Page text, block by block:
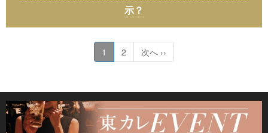
示？
1 2 次へ ››